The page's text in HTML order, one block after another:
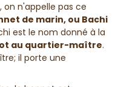
n'appelle pas ce
de marin, ou Bachi
est le nom donné à la
au quartier-maître.
il porte une